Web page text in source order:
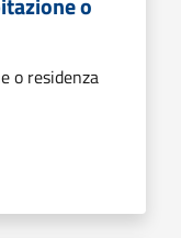
o residenza